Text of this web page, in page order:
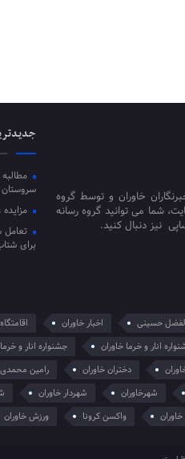
خاوران و توسط گروه
شما می توانید گروه رسانه
نیز دنبال کنید.
سروستان
تعامل
برای
حسینی اخبار خاوران
انار و خرما خاوران جشنواره انار و
دختران خاوران رامین محمدی
شهرخاوران شهردار خاوران
واکسن کرونا ورزش خاوران